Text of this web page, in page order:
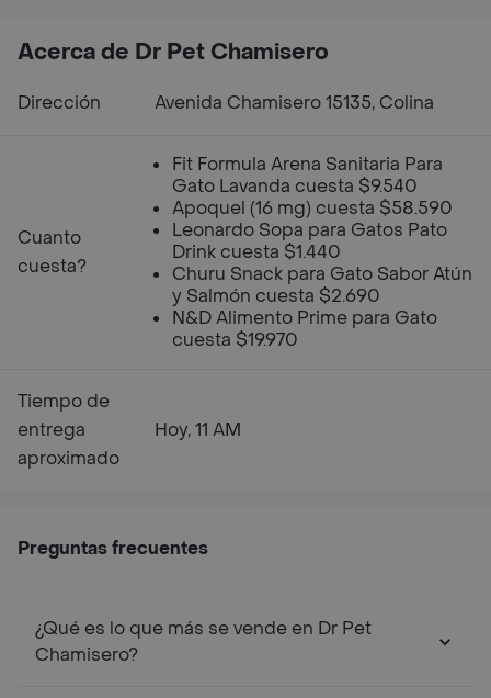
Acerca de Dr Pet Chamisero
Dirección Avenida Chamisero 15135, Colina
Cuanto
cuesta?
Fit Formula Arena Sanitaria Para
Gato Lavanda cuesta $9.540
Apoquel (16 mg) cuesta $58.590
Leonardo Sopa para Gatos Pato
Drink cuesta $1.440
Churu Snack para Gato Sabor Atún
y Salmón cuesta $2.690
N&D Alimento Prime para Gato
cuesta $19.970
Tiempo de
entrega
aproximado
Hoy, 11 AM
Preguntas frecuentes
¿Qué es lo que más se vende en Dr Pet
Chamisero?